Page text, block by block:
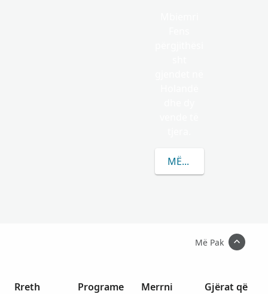
MËSONI MË SHUMË
Më Pak
Rreth
Programe
Merrni
Gjërat që